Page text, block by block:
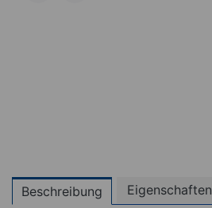
Beschreibung Eigenschaften